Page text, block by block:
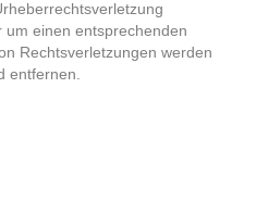
einen entsprechenden
Rechtsverletzungen werden
entfernen.